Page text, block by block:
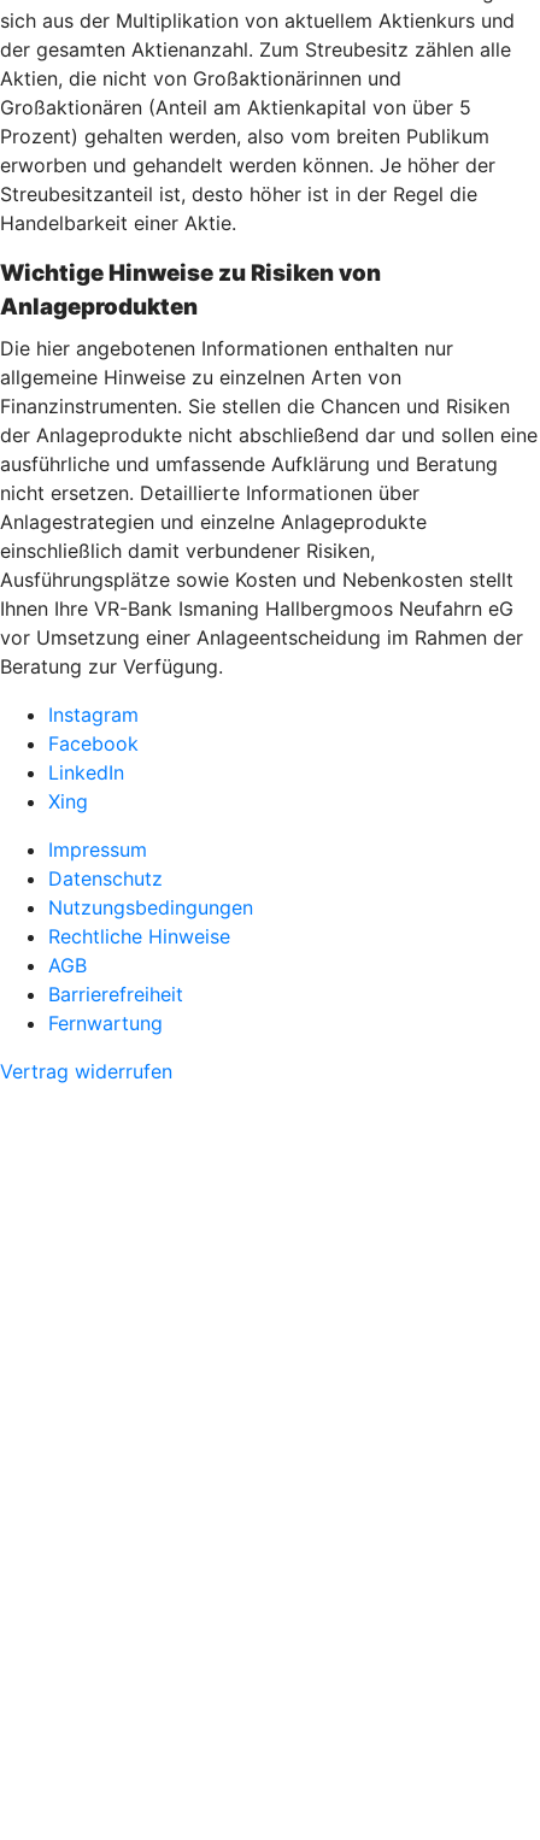
sich aus der Multiplikation von aktuellem Aktienkurs und
der gesamten Aktienanzahl. Zum Streubesitz zählen alle
Aktien, die nicht von Großaktionärinnen und
Großaktionären (Anteil am Aktienkapital von über 5
Prozent) gehalten werden, also vom breiten Publikum
erworben und gehandelt werden können. Je höher der
Streubesitzanteil ist, desto höher ist in der Regel die
Handelbarkeit einer Aktie.
Wichtige Hinweise zu Risiken von
Anlageprodukten
Die hier angebotenen Informationen enthalten nur
allgemeine Hinweise zu einzelnen Arten von
Finanzinstrumenten. Sie stellen die Chancen und Risiken
der Anlageprodukte nicht abschließend dar und sollen eine
ausführliche und umfassende Aufklärung und Beratung
nicht ersetzen. Detaillierte Informationen über
Anlagestrategien und einzelne Anlageprodukte
einschließlich damit verbundener Risiken,
Ausführungsplätze sowie Kosten und Nebenkosten stellt
Ihnen Ihre VR-Bank Ismaning Hallbergmoos Neufahrn eG
vor Umsetzung einer Anlageentscheidung im Rahmen der
Beratung zur Verfügung.
Instagram
Facebook
LinkedIn
Xing
Impressum
Datenschutz
Nutzungsbedingungen
Rechtliche Hinweise
AGB
Barrierefreiheit
Fernwartung
Vertrag widerrufen